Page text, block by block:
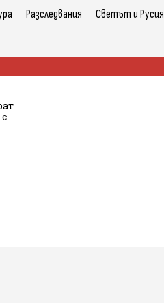
Разследвания Светът и Русия